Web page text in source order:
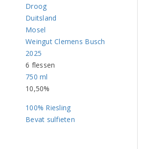
Droog
Duitsland
Mosel
Weingut Clemens Busch
2025
6 flessen
750 ml
10,50%
100% Riesling
Bevat sulfieten